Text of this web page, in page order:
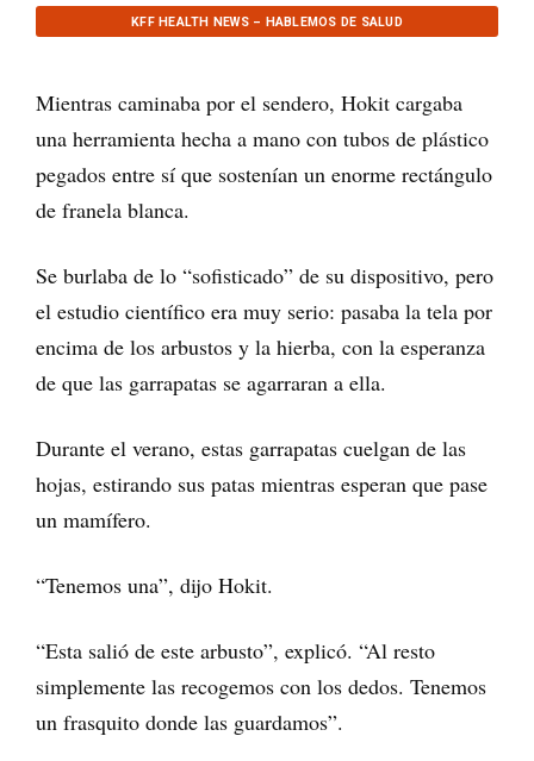
KFF HEALTH NEWS – HABLEMOS DE SALUD
Mientras caminaba por el sendero, Hokit cargaba
una herramienta hecha a mano con tubos de plástico
pegados entre sí que sostenían un enorme rectángulo
de franela blanca.
Se burlaba de lo “sofisticado” de su dispositivo, pero
el estudio científico era muy serio: pasaba la tela por
encima de los arbustos y la hierba, con la esperanza
de que las garrapatas se agarraran a ella.
Durante el verano, estas garrapatas cuelgan de las
hojas, estirando sus patas mientras esperan que pase
un mamífero.
“Tenemos una”, dijo Hokit.
“Esta salió de este arbusto”, explicó. “Al resto
simplemente las recogemos con los dedos. Tenemos
un frasquito donde las guardamos”.